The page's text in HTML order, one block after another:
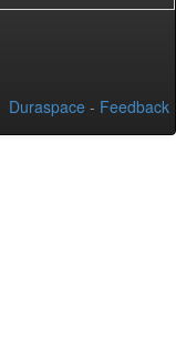
Duraspace - Feedback